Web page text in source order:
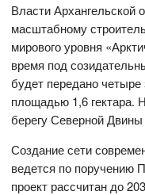
Власти Архангельской
масштабному
мирового уровня
время под
будет передано
площадью 1,6 гектара.
берегу Северной Двины
Создание сети
ведется по поручению
проект рассчитан до